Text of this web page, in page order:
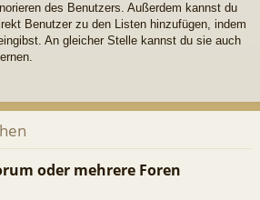
des Benutzers. Außerdem kannst du
Benutzer zu den Listen hinzufügen, indem
An gleicher Stelle kannst du sie auch
oder mehrere Foren